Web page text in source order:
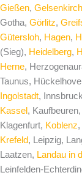
Gießen,
Gotha, Görlitz,
Gütersloh, Hagen,
(Sieg), Heidelberg,
Herne,
Taunus,
Ingolstadt,
Kassel ,
Klagenfurt, Koblenz
Krefeld, Leipzig,
Laatzen, Landau in
Leinfelden-